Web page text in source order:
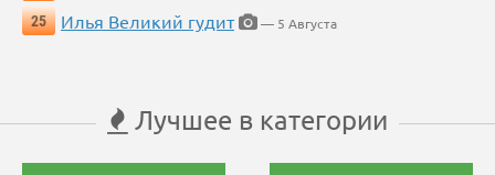
25
Илья Великий гудит — 5 Августа
Лучшее в категории